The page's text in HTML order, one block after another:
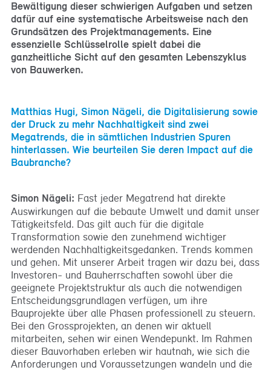
Bewältigung dieser schwierigen Aufgaben und setzen
dafür auf eine systematische Arbeitsweise nach den
Grundsätzen des Projektmanagements. Eine
essenzielle Schlüsselrolle spielt dabei die
ganzheitliche Sicht auf den gesamten Lebenszyklus
von Bauwerken.
Matthias Hugi, Simon Nägeli, die Digitalisierung sowie
der Druck zu mehr Nachhaltigkeit sind zwei
Megatrends, die in sämtlichen Industrien Spuren
hinterlassen. Wie beurteilen Sie deren Impact auf die
Baubranche?
Simon Nägeli: Fast jeder Megatrend hat direkte
Auswirkungen auf die bebaute Umwelt und damit unser
Tätigkeitsfeld. Das gilt auch für die digitale
Transformation sowie den zunehmend wichtiger
werdenden Nachhaltigkeitsgedanken. Trends kommen
und gehen. Mit unserer Arbeit tragen wir dazu bei, dass
Investoren- und Bauherrschaften sowohl über die
geeignete Projektstruktur als auch die notwendigen
Entscheidungsgrundlagen verfügen, um ihre
Bauprojekte über alle Phasen professionell zu steuern.
Bei den Grossprojekten, an denen wir aktuell
mitarbeiten, sehen wir einen Wendepunkt. Im Rahmen
dieser Bauvorhaben erleben wir hautnah, wie sich die
Anforderungen und Voraussetzungen wandeln und die